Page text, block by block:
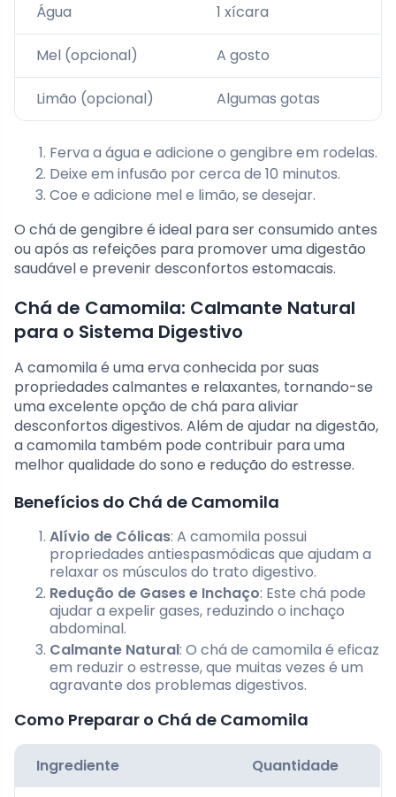
Água 1 xícara
Mel (opcional) A gosto
Limão (opcional) Algumas gotas
Ferva a água e adicione o gengibre em rodelas.
Deixe em infusão por cerca de 10 minutos.
Coe e adicione mel e limão, se desejar.
O chá de gengibre é ideal para ser consumido antes
ou após as refeições para promover uma digestão
saudável e prevenir desconfortos estomacais.
Chá de Camomila: Calmante Natural
para o Sistema Digestivo
A camomila é uma erva conhecida por suas
propriedades calmantes e relaxantes, tornando-se
uma excelente opção de chá para aliviar
desconfortos digestivos. Além de ajudar na digestão,
a camomila também pode contribuir para uma
melhor qualidade do sono e redução do estresse.
Benefícios do Chá de Camomila
Alívio de Cólicas: A camomila possui
propriedades antiespasmódicas que ajudam a
relaxar os músculos do trato digestivo.
Redução de Gases e Inchaço: Este chá pode
ajudar a expelir gases, reduzindo o inchaço
abdominal.
Calmante Natural: O chá de camomila é eficaz
em reduzir o estresse, que muitas vezes é um
agravante dos problemas digestivos.
Como Preparar o Chá de Camomila
Ingrediente Quantidade